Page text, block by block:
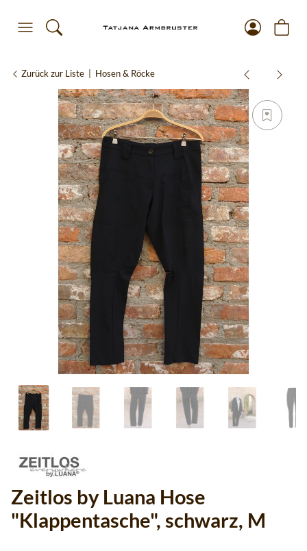
Zurück zur Liste Hosen & Röcke
Zeitlos by Luana Hose
"Klappentasche", schwarz, M